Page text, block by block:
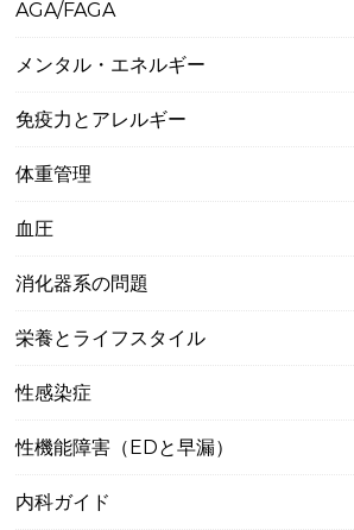
AGA/FAGA
メンタル・エネルギー
免疫力とアレルギー
体重管理
血圧
消化器系の問題
栄養とライフスタイル
性感染症
性機能障害（EDと早漏）
内科ガイド